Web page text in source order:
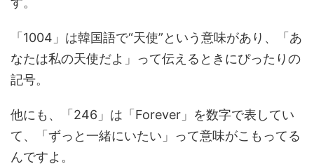
「1004」は韓国語で“天使”という意味があり、「あ
なたは私の天使だよ」って伝えるときにぴったりの
記号。
他にも、「246」は「Forever」を数字で表してい
て、「ずっと一緒にいたい」って意味がこもってる
んですよ。